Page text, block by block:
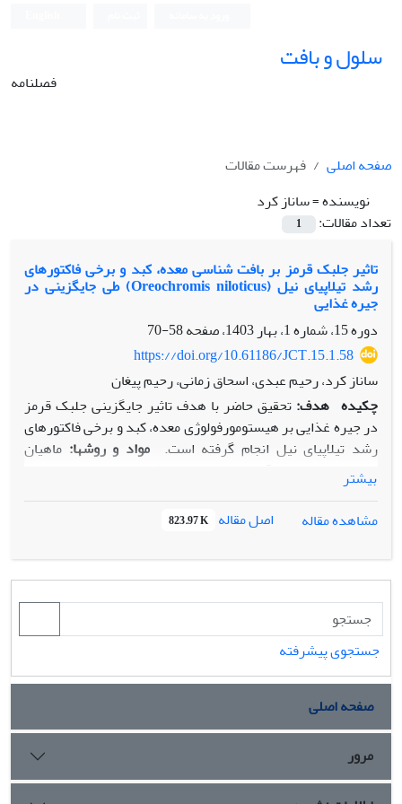
سلول و بافت
فصلنامه
صفحه اصلی
فهرست مقالات
نویسنده =ساناز کرد
تعداد مقالات:
1
تاثیر جلبک قرمز بر بافت شناسی معده، کبد و برخی فاکتورهای
رشد تیلاپیای نیل (Oreochromis niloticus) طی جایگزینی در
جیره غذایی
دوره 15، شماره 1، بهار 1403، صفحه
58-70
https://doi.org/10.61186/JCT.15.1.58
ساناز کرد، رحیم عبدی، اسحاق زمانی، رحیم پیغان
چکیده هدف: تحقیق حاضر با هدف تاثیر جایگزینی جلبک قرمز
در جیره غذایی بر هیستومورفولوژی معده، کبد و برخی فاکتورهای
رشد تیلاپیای نیل انجام گرفته است. مواد و روشها: ماهیان
فاکتورهای رشد، نمونه بافتی به اندازه 5/0 سانتی‌متر از قسمت
میانی معده و کبد برداشت و در محلول ثبوتی فرمالین بافر ۱۰
درصد قرار داده شدند. مراحل معمول آماده سازی بافت شامل
آبگیری با الکل، شفاف سازی با گزیلول، بلوک‌گیری با پارافین،
برش‫گیری به ضخامت 4 تا 6 میکرون و رنگ‌آمیزی در نهایت مطالعه
با میکروسکوپ نوری انجام گرفت. همچنین جهت آنالیز آماری
داده‫ها از نرم افزار SPSS نسخه ۲۱ استفاده شد.
نتایج:نتایج
مطالعات میکروسکوپی و آناتومیکی معده، کبد و برخی فاکتورهای
رشد دستگاه گوارش نشان از بهبود و افزایش فاکتورهای
اندازه‫گیری شده مانند درصد افزایش وزن به‫ویژه در گروه
نتیجه گیری:
بیشتر
مشاهده مقاله
اصل مقاله 823.97 K
جستجوی پیشرفته
صفحه اصلی
مرور